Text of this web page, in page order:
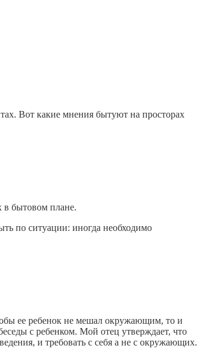
Вот какие мнения бытуют на просторах
в бытовом плане.
по ситуации: иногда необходимо
ее ребенок не мешал окружающим, то и
с ребенком. Мой отец утверждает, что
и требовать с себя а не с окружающих.